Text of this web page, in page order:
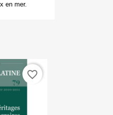
en mer.
favorite_border